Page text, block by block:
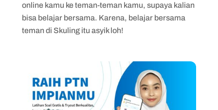
online kamu ke teman-teman kamu, supaya kalian
bisa belajar bersama. Karena, belajar bersama
teman di Skuling itu asyik loh!